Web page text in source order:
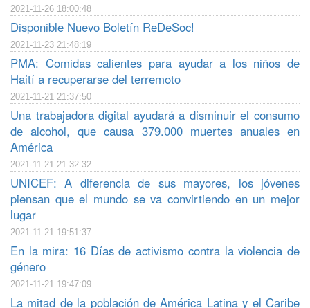
2021-11-26 18:00:48
Disponible Nuevo Boletín ReDeSoc!
2021-11-23 21:48:19
PMA: Comidas calientes para ayudar a los niños de
Haití a recuperarse del terremoto
2021-11-21 21:37:50
Una trabajadora digital ayudará a disminuir el consumo
de alcohol, que causa 379.000 muertes anuales en
América
2021-11-21 21:32:32
UNICEF: A diferencia de sus mayores, los jóvenes
piensan que el mundo se va convirtiendo en un mejor
lugar
2021-11-21 19:51:37
En la mira: 16 Días de activismo contra la violencia de
género
2021-11-21 19:47:09
La mitad de la población de América Latina y el Caribe